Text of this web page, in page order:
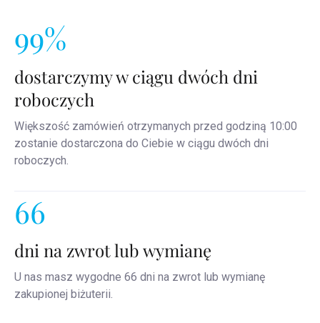
99%
dostarczymy w ciągu dwóch dni
roboczych
Większość zamówień otrzymanych przed godziną 10:00
zostanie dostarczona do Ciebie w ciągu dwóch dni
roboczych.
66
dni na zwrot lub wymianę
U nas masz wygodne 66 dni na zwrot lub wymianę
zakupionej biżuterii.